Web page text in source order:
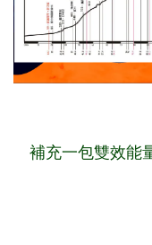
補充一包雙效能